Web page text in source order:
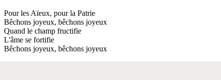
Pour les Aïeux, pour la Patrie
Bêchons joyeux, bêchons joyeux
Quand le champ fructifie
L'âme se fortifie
Bêchons joyeux, bêchons joyeux